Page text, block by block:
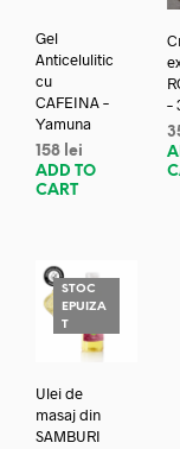
Gel
Anticelulitic
cu
CAFEINA –
Yamuna
158 lei
ADD TO
CART
–
STOC
EPUIZA
T
Ulei de
masaj din
SAMBURI